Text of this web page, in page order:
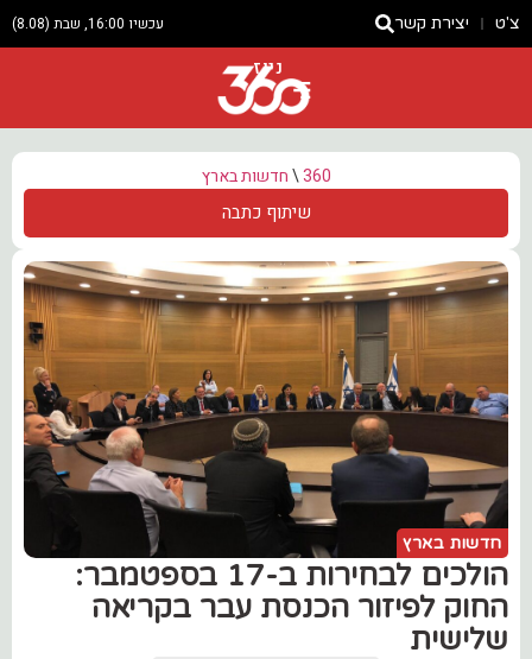
צ'ט יצירת קשר עכשיו 16:00, שבת (8.08)
ניוז
360
\חדשות בארץ
שיתוף כתבה
חדשות בארץ
הולכים לבחירות ב-17 בספטמבר:
החוק לפיזור הכנסת עבר בקריאה
שלישית